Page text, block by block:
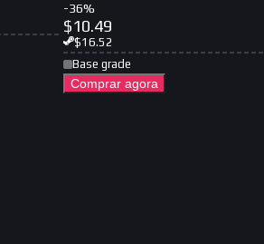
-36%
$10.49
$16.52
Base grade
Comprar agora